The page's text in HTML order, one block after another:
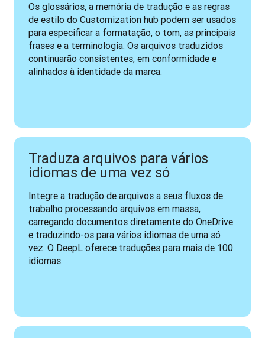
Os glossários, a memória de tradução e as regras
de estilo do Customization hub podem ser usados
para especificar a formatação, o tom, as principais
frases e a terminologia. Os arquivos traduzidos
continuarão consistentes, em conformidade e
alinhados à identidade da marca.
Traduza arquivos para vários
idiomas de uma vez só
Integre a tradução de arquivos a seus fluxos de
trabalho processando arquivos em massa,
carregando documentos diretamente do OneDrive
e traduzindo-os para vários idiomas de uma só
vez. O DeepL oferece traduções para mais de 100
idiomas.